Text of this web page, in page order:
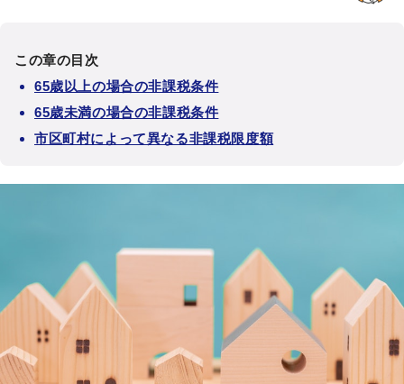
この章の目次
65歳以上の場合の非課税条件
65歳未満の場合の非課税条件
市区町村によって異なる非課税限度額